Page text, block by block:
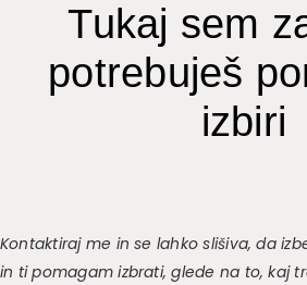
Tukaj sem
potrebuješ
izbiri
Kontaktiraj me in se lahko slišiva, da
in ti pomagam izbrati, glede na to, kaj